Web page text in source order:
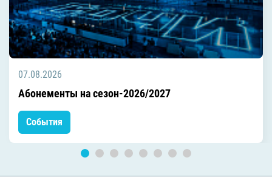
07.08.2026
Абонементы на сезон-2026/2027
События